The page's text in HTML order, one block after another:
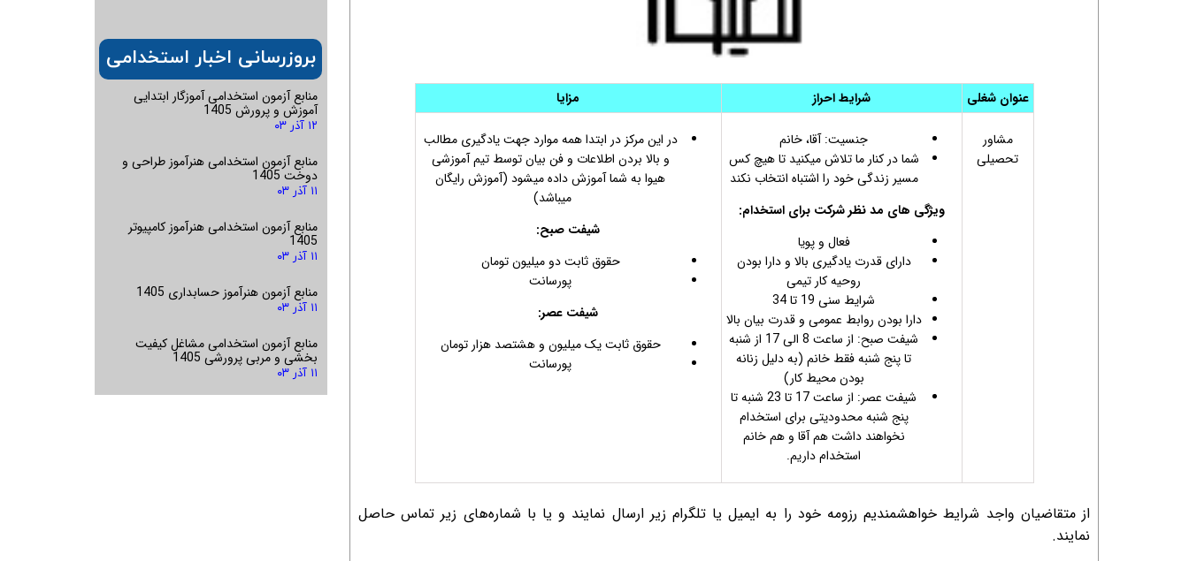
عنوان شغلی شرایط احراز مزایا
مشاور
تحصیلی
جنسیت: آقا، خانم
شما در کنار ما تلاش میکنید تا هیچ کس
مسیر زندگی خود را اشتباه انتخاب نکند
ویژگی های مد نظر شرکت برای استخدام:
فعال و پویا
دارای قدرت یادگیری بالا و دارا بودن
روحیه کار تیمی
شرایط سنی 19 تا 34
دارا بودن روابط عمومی و قدرت بیان بالا
شیفت صبح: از ساعت 8 الی 17 از شنبه
تا پنج شنبه فقط خانم (به دلیل زنانه
بودن محیط کار)
شیفت عصر: از ساعت 17 تا 23 شنبه تا
پنج شنبه محدودیتی برای استخدام
نخواهند داشت هم آقا و هم خانم
استخدام داریم.
در این مرکز در ابتدا همه موارد جهت یادگیری مطالب
و بالا بردن اطلاعات و فن بیان توسط تیم آموزشی
هیوا به شما آموزش داده میشود (آموزش رایگان
میباشد)
شیفت صبح:
حقوق ثابت دو میلیون تومان
پورسانت
شیفت عصر:
حقوق ثابت یک میلیون و هشتصد هزار تومان
پورسانت
از متقاضیان واجد شرایط خواهشمندیم رزومه خود را به ایمیل یا تلگرام زیر ارسال نمایند و یا ‌با شماره‌های زیر تماس حاصل
نمایند.
منابع آزمون استخدامی آموزگار ابتدایی
آموزش و پرورش 1405
۱۲ آذر ۰۳
منابع آزمون استخدامی هنرآموز طراحی و
دوخت 1405
۱۱ آذر ۰۳
منابع آزمون استخدامی هنرآموز کامپیوتر
1405
۱۱ آذر ۰۳
منابع آزمون هنرآموز حسابداری 1405
۱۱ آذر ۰۳
منابع آزمون استخدامی مشاغل کیفیت
بخشی و مربی پرورشی 1405
۱۱ آذر ۰۳
بروزرسانی اخبار استخدامی